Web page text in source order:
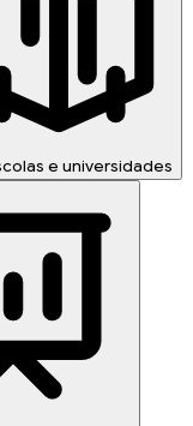
e universidades